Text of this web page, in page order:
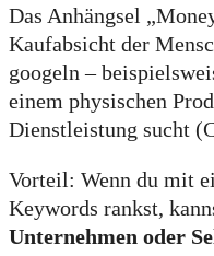
Das Anhängsel
Kaufabsicht der
googeln –
einem physischen
Dienstleistung sucht
Vorteil: Wenn du mit
Keywords rankst,
Unternehmen oder